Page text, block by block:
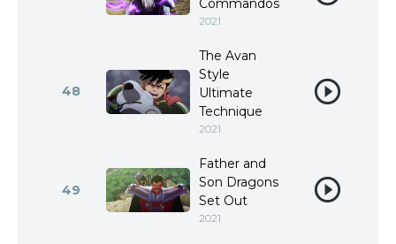
Commandos
2021
48
The Avan
Style
Ultimate
Technique
2021
49
Father and
Son Dragons
Set Out
2021